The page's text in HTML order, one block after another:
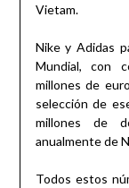
Vietam.
Nike y Adidas
Mundial, con
millones de
selección de
millones de
anualmente de
Todos estos